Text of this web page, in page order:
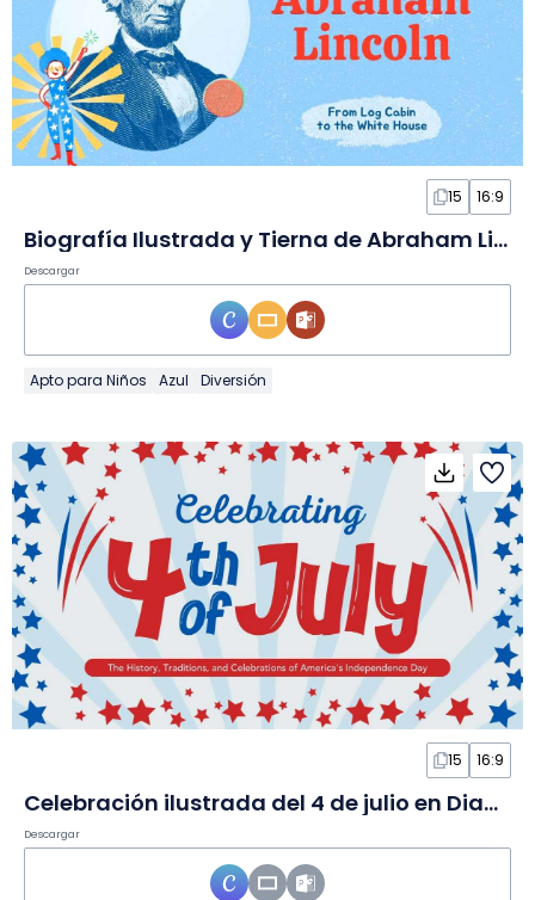
15 16:9
Biografía Ilustrada y Tierna de Abraham Lincoln en Diapositivas
Descargar
Apto para Niños Azul Diversión
15 16:9
Celebración ilustrada del 4 de julio en Diapositivas
Descargar